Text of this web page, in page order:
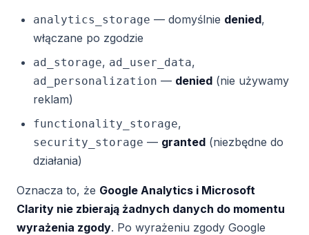
analytics_storage — domyślnie denied,
włączane po zgodzie
ad_storage, ad_user_data,
ad_personalization — denied (nie używamy
reklam)
functionality_storage,
security_storage — granted (niezbędne do
działania)
Oznacza to, że Google Analytics i Microsoft
Clarity nie zbierają żadnych danych do momentu
wyrażenia zgody. Po wyrażeniu zgody Google